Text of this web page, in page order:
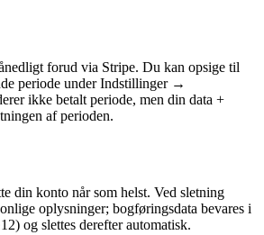
forud via Stripe. Du kan opsige til
periode under Indstillinger →
ikke betalt periode, men din data +
af perioden.
din konto når som helst. Ved sletning
oplysninger; bogføringsdata bevares i
og slettes derefter automatisk.